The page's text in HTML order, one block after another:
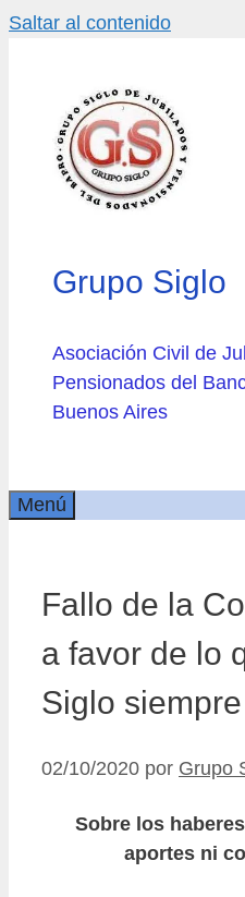
Saltar al contenido
Grupo Siglo
Asociación Civil de
Pensionados del
Buenos Aires
Menú
Fallo de la
a favor de lo
Siglo
02/10/2020 por Grupo
Sobre los
aportes ni